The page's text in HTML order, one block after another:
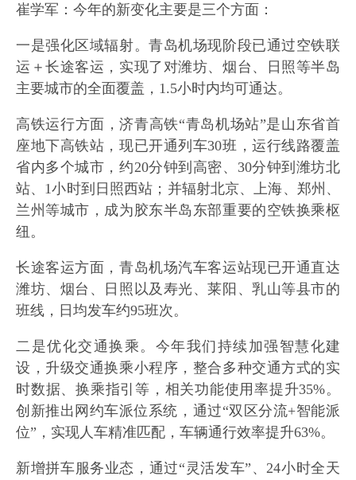
崔学军 ：今年的新变化主要是三个方面：
一是强化区域辐射。青岛机场现阶段已通过空铁联
运＋长途客运，实现了对潍坊、烟台、日照等半岛
主要城市的全面覆盖，1.5小时内均可通达。
高铁运行方面，济青高铁“青岛机场站”是山东省首
座地下高铁站，现已开通列车30班，运行线路覆盖
省内多个城市，约20分钟到高密、30分钟到潍坊北
站、1小时到日照西站；并辐射北京、上海、郑州、
兰州等城市，成为胶东半岛东部重要的空铁换乘枢
纽。
长途客运方面，青岛机场汽车客运站现已开通直达
潍坊、烟台、日照以及寿光、莱阳、乳山等县市的
班线，日均发车约95班次。
二是优化交通换乘。今年我们持续加强智慧化建
设，升级交通换乘小程序，整合多种交通方式的实
时数据、换乘指引等，相关功能使用率提升35%。
创新推出网约车派位系统，通过“双区分流+智能派
位”，实现人车精准匹配，车辆通行效率提升63%。
新增拼车服务业态，通过“灵活发车”、24小时全天